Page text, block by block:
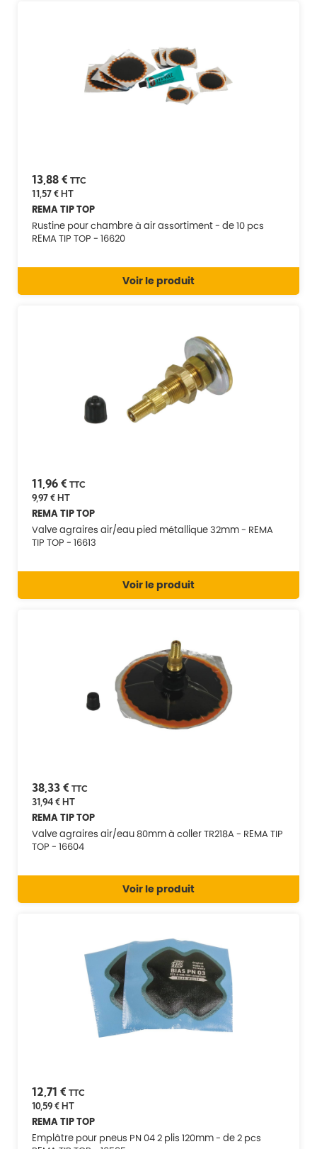
13,88 € TTC
11,57 €HT
REMA TIP TOP
Rustine pour chambre à air assortiment - de 10 pcs
REMA TIP TOP - 16620
Voir le produit
11,96 € TTC
9,97 €HT
REMA TIP TOP
Valve agraires air/eau pied métallique 32mm - REMA
TIP TOP - 16613
Voir le produit
38,33 € TTC
31,94 €HT
REMA TIP TOP
Valve agraires air/eau 80mm à coller TR218A - REMA TIP
TOP - 16604
Voir le produit
12,71 € TTC
10,59 €HT
REMA TIP TOP
Emplâtre pour pneus PN 04 2 plis 120mm - de 2 pcs